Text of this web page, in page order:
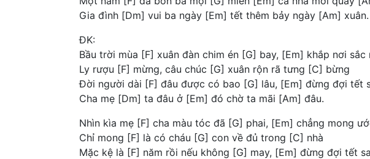
Gia đình [Dm] vui ba ngày [Em] tết thêm bảy ngày [Am] xuân.
ĐK:
Bầu trời mùa [F] xuân đàn chim én [G] bay, [Em] khắp nơi sắc
Ly rượu [F] mừng, câu chúc [G] xuân rộn rã tưng [C] bừng
Đời người dài [F] đâu được có bao [G] lâu, [Em] đừng đợi tết
Cha mẹ [Dm] ta đâu ở [Em] đó chờ ta mãi [Am] đâu.
Nhìn kìa mẹ [F] cha màu tóc đã [G] phai, [Em] chẳng mong
Chỉ mong [F] là có cháu [G] con về đủ trong [C] nhà
Mặc kệ là [F] năm rồi nếu không [G] may, [Em] đừng đợi tết